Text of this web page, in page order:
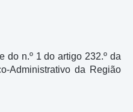
do n.º 1 do artigo 232.º da
Administrativo da Região